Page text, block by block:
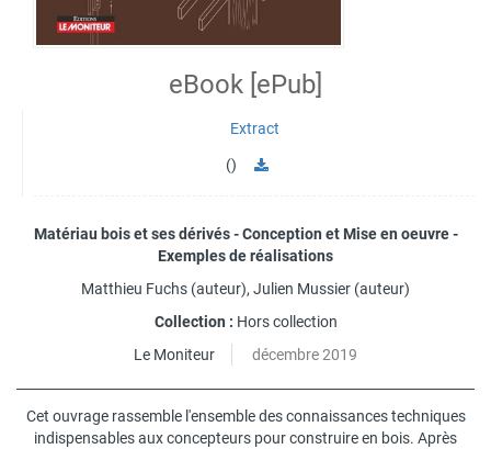
eBook [ePub]
Extract
()
Matériau bois et ses dérivés - Conception et Mise en oeuvre -
Exemples de réalisations
Matthieu Fuchs (auteur), Julien Mussier (auteur)
Collection : Hors collection
Le Moniteur
décembre 2019
Cet ouvrage rassemble l'ensemble des connaissances techniques
indispensables aux concepteurs pour construire en bois. Après